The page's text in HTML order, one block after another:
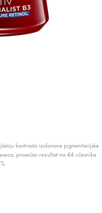
kontrasta izolovane pigmentacijske
prosečan rezultat na 44 učesnika